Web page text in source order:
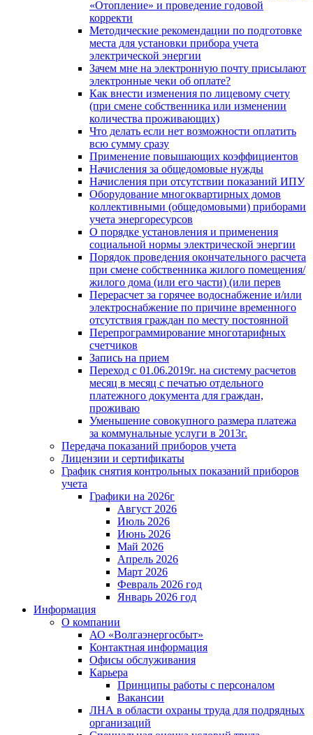
«Отопление» и проведение годовой
корректи
Методические рекомендации по подготовке
места для установки прибора учета
электрической энергии
Зачем мне на электронную почту присылают
электронные чеки об оплате?
Как внести изменения по лицевому счету
(при смене собственника или изменении
количества проживающих)
Что делать если нет возможности оплатить
всю сумму сразу
Применение повышающих коэффициентов
Начисления за общедомовые нужды
Начисления при отсутствии показаний ИПУ
Оборудование многоквартирных домов
коллективными (общедомовыми) приборами
учета энергоресурсов
О порядке установления и применения
социальной нормы электрической энергии
Порядок проведения окончательного расчета
при смене собственника жилого помещения/
жилого дома (или его части) (или перев
Перерасчет за горячее водоснабжение и/или
электроснабжение по причине временного
отсутствия граждан по месту постоянной
Перепрограммирование многотарифных
счетчиков
Запись на прием
Переход с 01.06.2019г. на систему расчетов
месяц в месяц с печатью отдельного
платежного документа для граждан,
проживаю
Уменьшение совокупного размера платежа
за коммунальные услуги в 2013г.
Передача показаний приборов учета
Лицензии и сертификаты
График снятия контрольных показаний приборов
учета
Графики на 2026г
Август 2026
Июль 2026
Июнь 2026
Май 2026
Апрель 2026
Март 2026
Февраль 2026 год
Январь 2026 год
Информация
О компании
АО «Волгаэнергосбыт»
Контактная информация
Офисы обслуживания
Карьера
Принципы работы с персоналом
Вакансии
ЛНА в области охраны труда для подрядных
организаций